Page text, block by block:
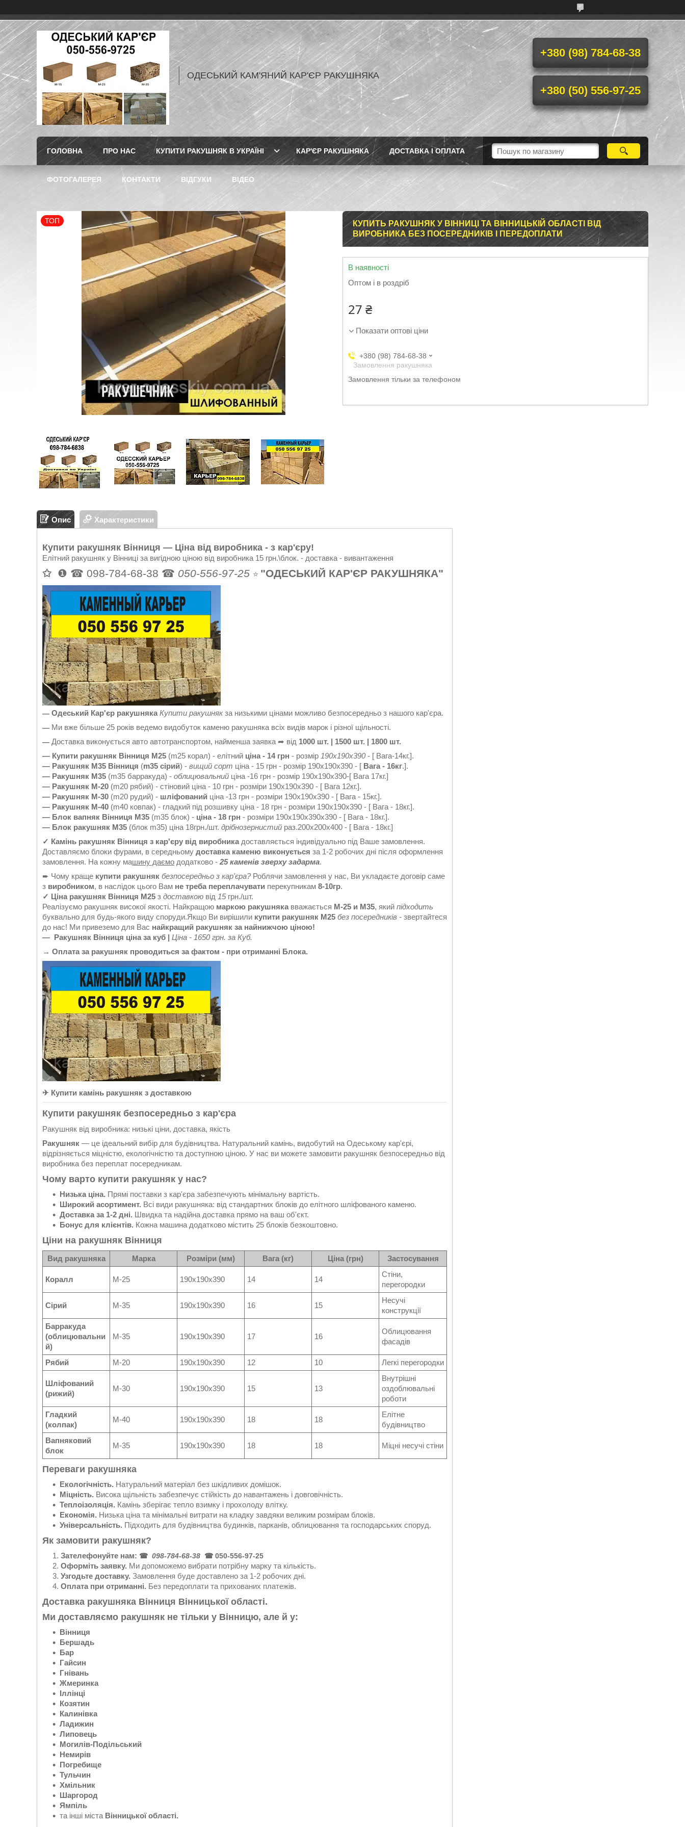
ОДЕСЬКИЙ КАМ'ЯНИЙ КАР'ЄР РАКУШНЯКА
+380 (98) 784-68-38
+380 (50) 556-97-25
ГОЛОВНА ПРО НАС КУПИТИ РАКУШНЯК В УКРАЇНІ КАР'ЄР РАКУШНЯКА ДОСТАВКА І ОПЛАТА
ФОТОГАЛЕРЕЯ КОНТАКТИ ВІДГУКИ ВІДЕО
ТОП
КУПИТЬ РАКУШНЯК У ВІННИЦІ ТА ВІННИЦЬКІЙ ОБЛАСТІ ВІД
ВИРОБНИКА БЕЗ ПОСЕРЕДНИКІВ І ПЕРЕДОПЛАТИ
В наявності
Оптом і в роздріб
27 ₴
Показати оптові ціни
+380 (98) 784-68-38
Замовлення ракушняка
Замовлення тільки за телефоном
Опис Характеристики
Купити ракушняк Вінниця — Ціна від виробника - з кар'єру!
Елітний ракушняк у Вінниці за вигідною ціною від виробника 15 грн.\блок. - доставка - вивантаження
✩ ❶ ☎ 098-784-68-38 ☎ 050-556-97-25 ⭐️ "ОДЕСЬКИЙ КАР'ЄР РАКУШНЯКА"
— Одеський Кар'єр ракушняка Купити ракушняк за низькими цінами можливо безпосередньо з нашого кар'єра.
— Ми вже більше 25 років ведемо видобуток каменю ракушняка всіх видів марок і різної щільності.
— Доставка виконується авто автотранспортом, найменша заявка ➦ від 1000 шт. | 1500 шт. | 1800 шт.
— Купити ракушняк Вінниця М25 (m25 корал) - елітний ціна - 14 грн - розмір 190х190х390- [ Вага-14кг.].
— Ракушняк М35 Вінниця (m35 сірий) - вищий сорт ціна - 15 грн - розмір 190х190х390 - [ Вага - 16кг.].
— Ракушняк М35 (m35 барракуда) - облицювальний ціна -16 грн - розмір 190х190х390-[ Вага 17кг.]
— Ракушняк М-20 (m20 рябий) - стіновий ціна - 10 грн - розміри 190х190х390 - [ Вага 12кг.].
— Ракушняк М-30 (m20 рудий) - шліфований ціна -13 грн - розміри 190х190х390 - [ Вага - 15кг.].
— Ракушняк М-40 (m40 ковпак) - гладкий під розшивку ціна - 18 грн - розміри 190х190х390 - [ Вага - 18кг.].
— Блок вапняк Вінниця М35 (m35 блок) - ціна - 18 грн - розміри 190х190х390х390 - [ Вага - 18кг.].
— Блок ракушняк М35 (блок m35) ціна 18грн./шт. дрібнозернистий раз.200х200х400 - [ Вага - 18кг.]
✓ Камінь ракушняк Вінниця з кар'єру від виробника доставляється індивідуально під Ваше замовлення.
Доставляємо блоки фурами, в середньому доставка каменю виконується за 1-2 робочих дні після оформлення
замовлення. На кожну машину даємо додатково - 25 каменів зверху задарма.
➨ Чому краще купити ракушняк безпосередньо з кар'єра? Роблячи замовлення у нас, Ви укладаєте договір саме
з виробником, в наслідок цього Вам не треба переплачувати перекупникам 8-10гр.
✓ Ціна ракушняк Вінниця М25 з доставкою від 15 грн./шт.
Реалізуємо ракушняк високої якості. Найкращою маркою ракушняка вважається М-25 и М35, який підходить
буквально для будь-якого виду споруди.Якщо Ви вирішили купити ракушняк М25 без посередників - звертайтеся
до нас! Ми привеземо для Вас найкращий ракушняк за найнижчою ціною!
— Ракушняк Вінниця ціна за куб | Ціна - 1650 грн. за Куб.
→ Оплата за ракушняк проводиться за фактом - при отриманні Блока.
✈ Купити камінь ракушняк з доставкою
Купити ракушняк безпосередньо з кар'єра
Ракушняк від виробника: низькі ціни, доставка, якість
Ракушняк — це ідеальний вибір для будівництва. Натуральний камінь, видобутий на Одеському кар'єрі,
відрізняється міцністю, екологічністю та доступною ціною. У нас ви можете замовити ракушняк безпосередньо від
виробника без переплат посередникам.
Чому варто купити ракушняк у нас?
Низька ціна. Прямі поставки з кар'єра забезпечують мінімальну вартість.
Широкий асортимент. Всі види ракушняка: від стандартних блоків до елітного шліфованого каменю.
Доставка за 1-2 дні. Швидка та надійна доставка прямо на ваш об'єкт.
Бонус для клієнтів. Кожна машина додатково містить 25 блоків безкоштовно.
Ціни на ракушняк Вінниця
Вид ракушняка Марка Розміри (мм) Вага (кг) Ціна (грн) Застосування
Коралл М-25 190х190х390 14 14
Стіни,
перегородки
Сірий М-35 190х190х390 16 15
Несучі
конструкції
Барракуда
(облицювальни
й)
М-35 190х190х390 17 16
Облицювання
фасадів
Рябий М-20 190х190х390 12 10 Легкі перегородки
Шліфований
(рижий)
М-30 190х190х390 15 13
Внутрішні
оздоблювальні
роботи
Гладкий
(колпак)
М-40 190х190х390 18 18
Елітне
будівництво
Вапняковий
блок
М-35 190х190х390 18 18 Міцні несучі стіни
Переваги ракушняка
Екологічність. Натуральний матеріал без шкідливих домішок.
Міцність. Висока щільність забезпечує стійкість до навантажень і довговічність.
Теплоізоляція. Камінь зберігає тепло взимку і прохолоду влітку.
Економія. Низька ціна та мінімальні витрати на кладку завдяки великим розмірам блоків.
Універсальність. Підходить для будівництва будинків, парканів, облицювання та господарських споруд.
Як замовити ракушняк?
Зателефонуйте нам: ☎ 098-784-68-38 ☎ 050-556-97-25
Оформіть заявку. Ми допоможемо вибрати потрібну марку та кількість.
Узгодьте доставку. Замовлення буде доставлено за 1-2 робочих дні.
Оплата при отриманні. Без передоплати та прихованих платежів.
Доставка ракушняка Вінниця Вінницької області.
Ми доставляємо ракушняк не тільки у Вінницю, але й у:
Вінниця
Бершадь
Бар
Гайсин
Гнівань
Жмеринка
Іллінці
Козятин
Калинівка
Ладижин
Липовець
Могилів-Подільський
Немирів
Погребище
Тульчин
Хмільник
Шаргород
Ямпіль
та інші міста Вінницької області.